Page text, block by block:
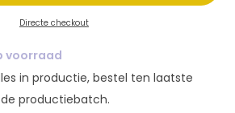
Directe checkout
voorraad
in productie, bestel ten laatste
productiebatch.